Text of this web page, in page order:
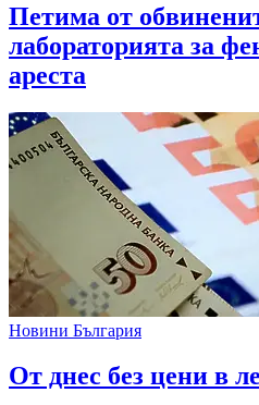
Петима от
лабораторията за
ареста
Новини България
От днес без цени в